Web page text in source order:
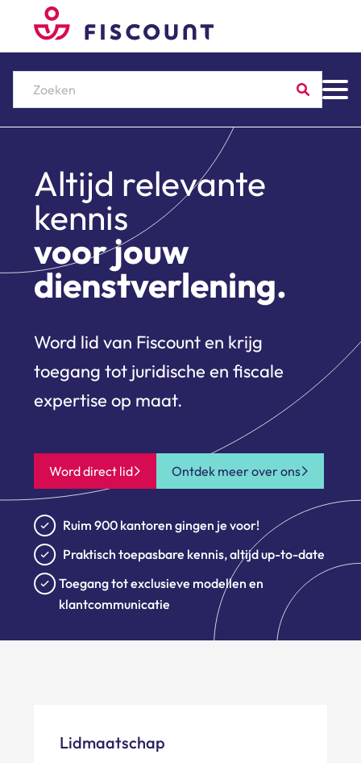
Zoeken
Altijd relevante
kennis
voor jouw
dienstverlening.
Word lid van Fiscount en krijg
toegang tot juridische en fiscale
expertise op maat.
Word direct lid Ontdek meer over ons
Ruim 900 kantoren gingen je voor!
Praktisch toepasbare kennis, altijd up-to-date
Toegang tot exclusieve modellen en
klantcommunicatie
Lidmaatschap